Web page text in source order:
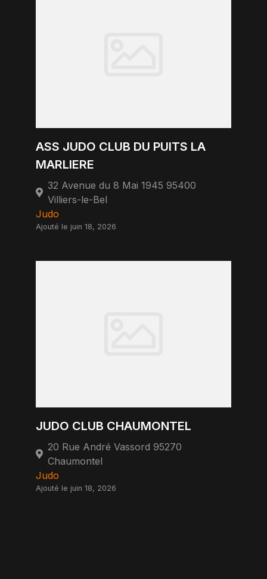
ASS JUDO CLUB DU PUITS LA
MARLIERE
32 Avenue du 8 Mai 1945 95400
Villiers-le-Bel
Judo
Ajouté le juin 18, 2026
JUDO CLUB CHAUMONTEL
20 Rue André Vassord 95270
Chaumontel
Judo
Ajouté le juin 18, 2026